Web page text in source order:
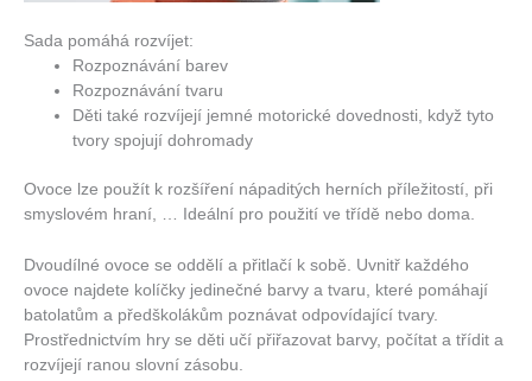
Sada pomáhá rozvíjet:
Rozpoznávání barev
Rozpoznávání tvaru
Děti také rozvíjejí jemné motorické dovednosti, když tyto
tvory spojují dohromady
Ovoce lze použít k rozšíření nápaditých herních příležitostí, při
smyslovém hraní, … Ideální pro použití ve třídě nebo doma.
Dvoudílné ovoce se oddělí a přitlačí k sobě. Uvnitř každého
ovoce najdete kolíčky jedinečné barvy a tvaru, které pomáhají
batolatům a předškolákům poznávat odpovídající tvary.
Prostřednictvím hry se děti učí přiřazovat barvy, počítat a třídit a
rozvíjejí ranou slovní zásobu.